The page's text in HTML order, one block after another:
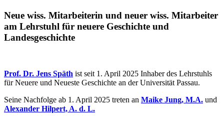
Neue wiss. Mitarbeiterin und neuer wiss. Mitarbeiter
am Lehrstuhl für neuere Geschichte und
Landesgeschichte
Prof. Dr. Jens Späth ist seit 1. April 2025 Inhaber des Lehrstuhls
für Neuere und Neueste Geschichte an der Universität Passau.
Seine Nachfolge ab 1. April 2025 treten an Maike Jung, M.A. und
Alexander Hilpert, A. d. L.